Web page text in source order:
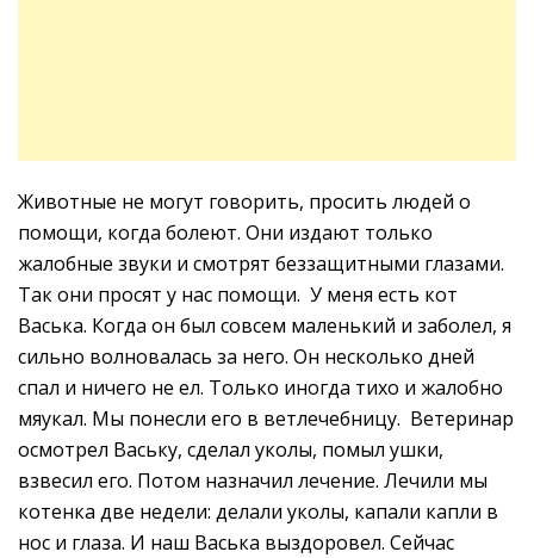
Животные не могут говорить, просить людей о
помощи, когда болеют. Они издают только
жалобные звуки и смотрят беззащитными глазами.
Так они просят у нас помощи. У меня есть кот
Васька. Когда он был совсем маленький и заболел, я
сильно волновалась за него. Он несколько дней
спал и ничего не ел. Только иногда тихо и жалобно
мяукал. Мы понесли его в ветлечебницу. Ветеринар
осмотрел Ваську, сделал уколы, помыл ушки,
взвесил его. Потом назначил лечение. Лечили мы
котенка две недели: делали уколы, капали капли в
нос и глаза. И наш Васька выздоровел. Сейчас